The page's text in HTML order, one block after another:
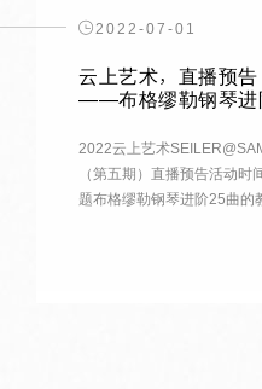
2022-07-01
云上艺术，直播预
——布格缪勒钢琴进
2022云上艺术
（第五期）直播预告活动
题布格缪勒钢琴进阶25曲的